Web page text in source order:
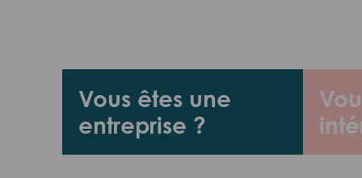
Vous êtes une
entreprise ?